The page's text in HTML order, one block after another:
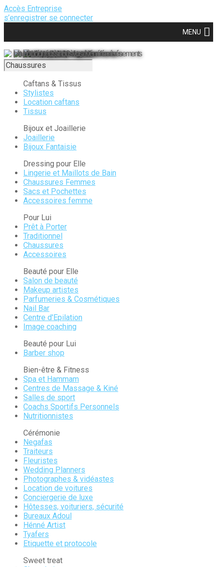
Accès Entreprise
s’enregistrer se connecter
MENU
Un planificateur à votre disposition
pour prendre du plaisir à organiser vos événements
Une équipe de 10 expertes
pour vous guider
Les meilleurs prestataires référencés
pour réussir tous vos événements
Caftans & Tissus
Stylistes
Location caftans
Tissus
Bijoux et Joaillerie
Joaillerie
Bijoux Fantaisie
Dressing pour Elle
Lingerie et Maillots de Bain
Chaussures Femmes
Sacs et Pochettes
Accessoires femme
Pour Lui
Prêt à Porter
Traditionnel
Chaussures
Accessoires
Beauté pour Elle
Salon de beauté
Makeup artistes
Parfumeries & Cosmétiques
Nail Bar
Centre d'Epilation
Image coaching
Beauté pour Lui
Barber shop
Bien-être & Fitness
Spa et Hammam
Centres de Massage & Kiné
Salles de sport
Coachs Sportifs Personnels
Nutritionnistes
Cérémonie
Negafas
Traiteurs
Fleuristes
Wedding Planners
Photographes & vidéastes
Location de voitures
Conciergerie de luxe
Hôtesses, voituriers, sécurité
Bureaux Adoul
Hénné Artist
Tyafers
Etiquette et protocole
Sweet treat